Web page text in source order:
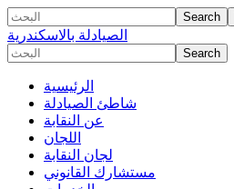
الصيادلة بالاسكندرية
الرئيسية
شاطئ الصيادلة
عن النقابة
اللجان
لجان النقابة
مستشارك القانوني